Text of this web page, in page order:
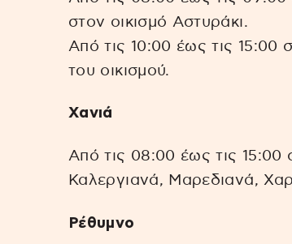
στον οικισμό Αστυράκι.
Από τις 10:00 έως τις 15:00
του οικισμού.
Χανιά
Από τις 08:00 έως τις 15:00
Καλεργιανά, Μαρεδιανά,
Ρέθυμνο